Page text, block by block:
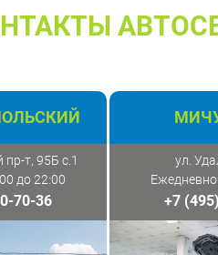
пр-т, 95Б с.1
до 22:00
70-36
ул.
Ежедневно
+7